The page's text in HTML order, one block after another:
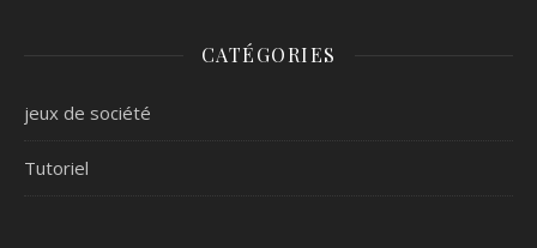
CATÉGORIES
jeux de société
Tutoriel